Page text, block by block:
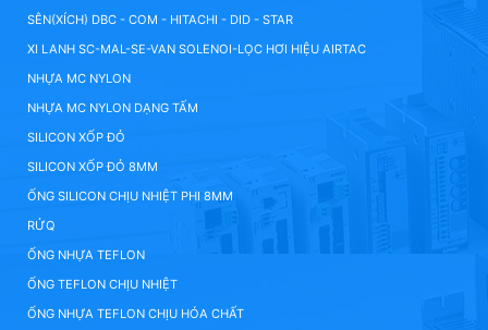
SÊN(XÍCH) DBC - COM - HITACHI - DID - STAR
XI LANH SC-MAL-SE-VAN SOLENOI-LỌC HƠI HIỆU AIRTAC
NHỰA MC NYLON
NHỰA MC NYLON DẠNG TẤM
SILICON XỐP ĐỎ
SILICON XỐP ĐỎ 8MM
ỐNG SILICON CHỊU NHIỆT PHI 8MM
RỬQ
ỐNG NHỰA TEFLON
ỐNG TEFLON CHỊU NHIỆT
ỐNG NHỰA TEFLON CHỊU HÓA CHẤT